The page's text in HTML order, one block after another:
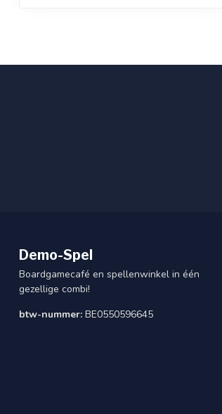
Demo-Spel
Boardgamecafé en spellenwinkel in één
gezellige combi!
btw-nummer: BE0550596645